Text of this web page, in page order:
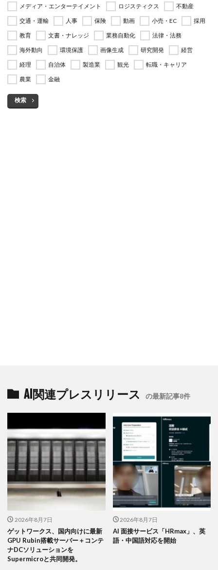
メディア・エンターテイメント ロジスティクス
不動産
交通・運輸
人事 保険 動画 小売・EC
採用
教育
文書・ナレッジ 業務自動化
法律・法務
海外動向
環境保護 画像生成 研究開発
経営
経理
自治体 製造業 観光
転職・キャリア
農業
金融
検索
AI関連プレスリリース の最新記事8件
2026年8月7日
ゲットワークス、国内向けに最新
GPU Rubin搭載サーバー＋コンテ
ナDCソリューションを
Supermicroと共同開発。
2026年8月7日
AI 面接サービス「HRmax」、英
語・中国語対応を開始